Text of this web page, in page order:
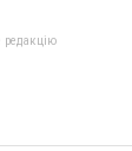
редакцію